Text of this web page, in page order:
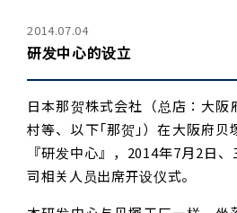
2014.07.04
研发中心的设立
日本那贺株式会社（总店：大阪
村等、以下｢那贺｣）在大阪府贝
『研发中心』，2014年7月2日
司相关人员出席开设仪式。